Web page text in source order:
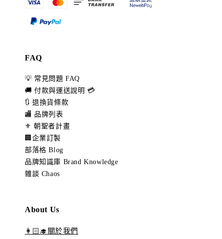
FAQ
💡 常見問題 FAQ
🚚 付款與運送說明 💳
🔃 退換貨條款
🏬 品牌列表
⚜️ 朝聖者計畫
🏢企業訂製
部落格 Blog
品牌知識庫 Brand Knowledge
雜談 Chaos
About Us
👩🏻‍🎓關於我們